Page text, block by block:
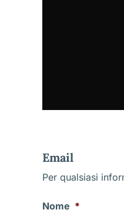
Email
Per qualsiasi
Nome *